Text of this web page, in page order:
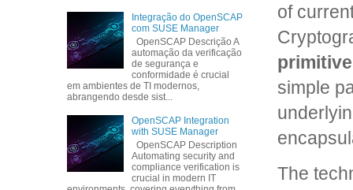
of
simple
The
Integração do OpenSCAP
com SUSE Manager
OpenSCAP Descrição A
automação da verificação
de segurança e
conformidade é crucial
em ambientes de TI modernos,
abrangendo desde sist...
OpenSCAP Integration
with SUSE Manager
OpenSCAP Description
Automating security and
compliance verification is
crucial in modern IT